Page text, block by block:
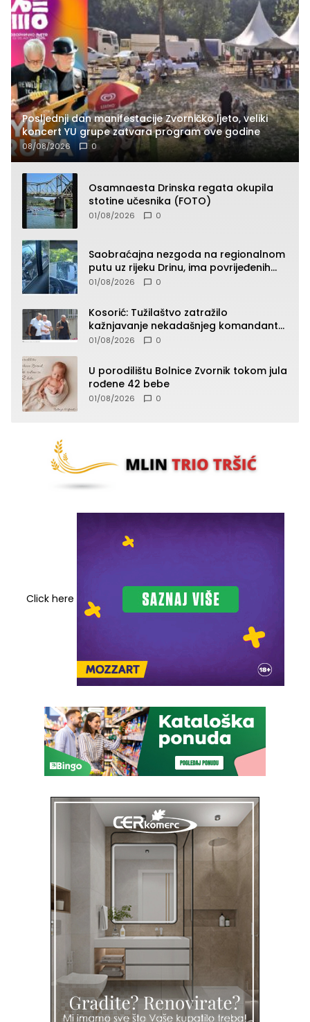
Posljednji dan manifestacije Zvorničko ljeto, veliki
koncert YU grupe zatvara program ove godine
08/08/2026 0
Osamnaesta Drinska regata okupila
stotine učesnika (FOTO)
01/08/2026 0
Saobraćajna nezgoda na regionalnom
putu uz rijeku Drinu, ima povrijeđenih
lica (FOTO)
01/08/2026 0
Kosorić: Tužilaštvo zatražilo
kažnjavanje nekadašnjeg komandanta
Vlaseničke brigade
01/08/2026 0
U porodilištu Bolnice Zvornik tokom jula
rođene 42 bebe
01/08/2026 0
Click here